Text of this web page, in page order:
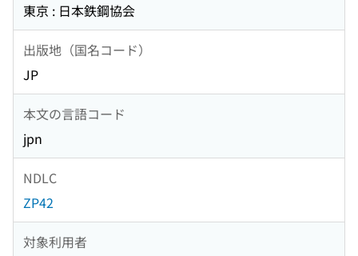
東京 : 日本鉄鋼協会
出版地（国名コード）
JP
本文の言語コード
jpn
NDLC
ZP42
対象利用者